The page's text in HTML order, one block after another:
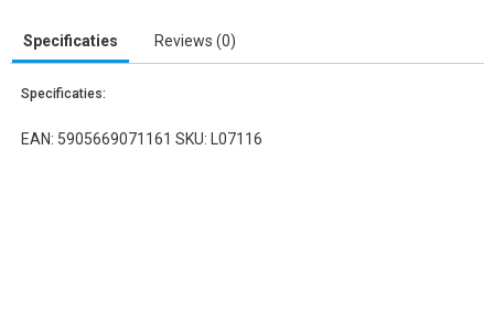
Specificaties Reviews (0)
Specificaties:
EAN: 5905669071161 SKU: L07116